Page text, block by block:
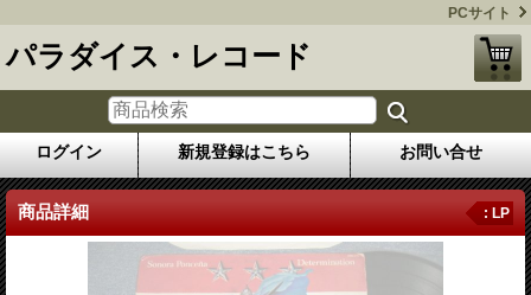
PCサイト
パラダイス・レコード
ログイン 新規登録はこちら お問い合せ
商品詳細 : LP